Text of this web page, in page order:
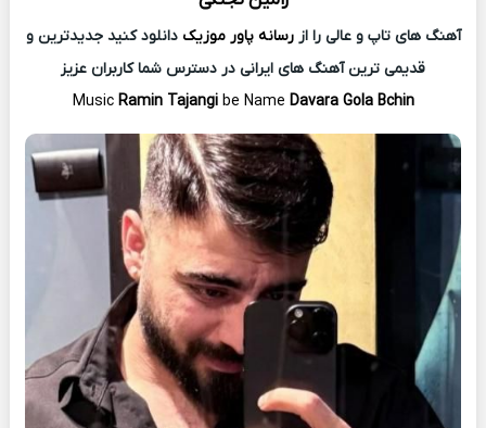
آهنگ های تاپ و عالی را ازرسانه پاور موزیک دانلود کنید جدیدترین و
قدیمی ترین آهنگ های ایرانی در دسترس شما کاربران عزیز
MusicRamin Tajangi be Name Davara Gola Bchin